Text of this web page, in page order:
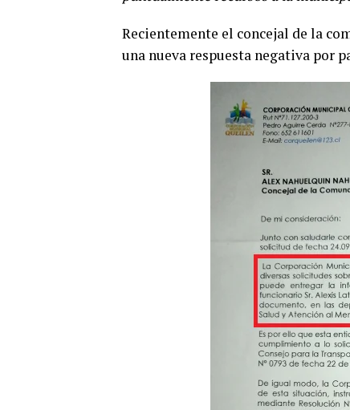
Recientemente el concejal de la
una nueva respuesta negativa por